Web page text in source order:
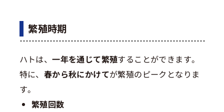
繁殖時期
ハトは、一年を通じて繁殖することができます。
特に、 春から秋にかけてが繁殖のピークとなりま
す。
繁殖回数